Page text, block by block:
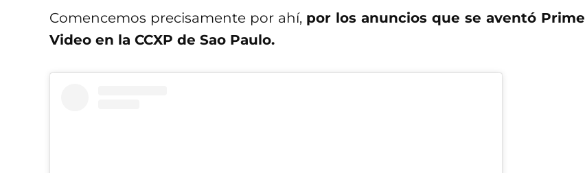
Comencemos precisamente por ahí, por los anuncios que se aventó Prime
Video en la CCXP de Sao Paulo.